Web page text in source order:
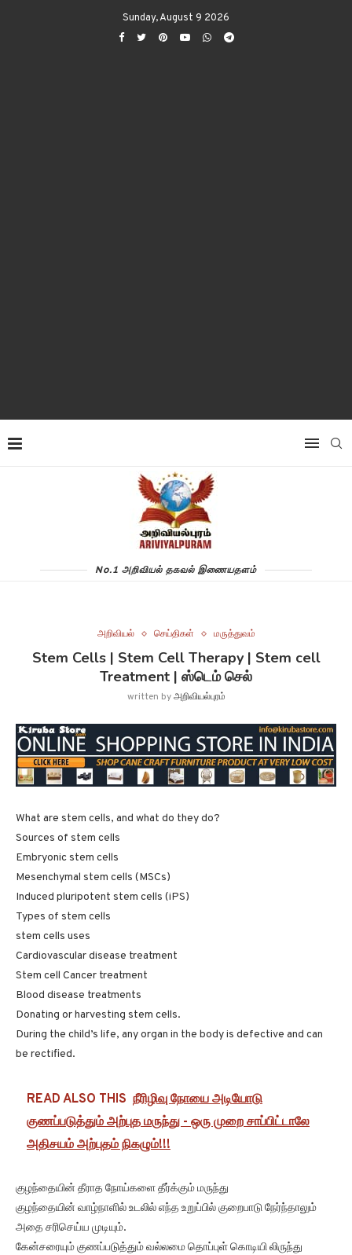
Sunday, August 9 2026
No.1 அறிவியல் தகவல் இணையதளம்
அறிவியல் செய்திகள் மருத்துவம்
Stem Cells | Stem Cell Therapy | Stem cell
Treatment | ஸ்டெம் செல்
written byஅறிவியல்புரம்
What are stem cells, and what do they do?
Sources of stem cells
Embryonic stem cells
Mesenchymal stem cells (MSCs)
Induced pluripotent stem cells (iPS)
Types of stem cells
stem cells uses
Cardiovascular disease treatment
Stem cell Cancer treatment
Blood disease treatments
Donating or harvesting stem cells.
During the child’s life, any organ in the body is defective and can
be rectified.
READ ALSO THIS நீரிழிவு நோயை அடியோடு
குணப்படுத்தும் அற்புத மருந்து - ஒரு முறை சாப்பிட்டாலே
அதிசயம் அற்புதம் நிகழும்!!!
குழந்தையின் தீராத நோய்களை தீர்க்கும் மருந்து
குழந்தையின் வாழ்நாளில் உடலில் எந்த உறுப்பில் குறைபாடு நேர்ந்தாலும்
அதை சரிசெய்ய முடியும்.
கேன்சரையும் குணப்படுத்தும் வல்லமை தொப்புள் கொடியி லிருந்து